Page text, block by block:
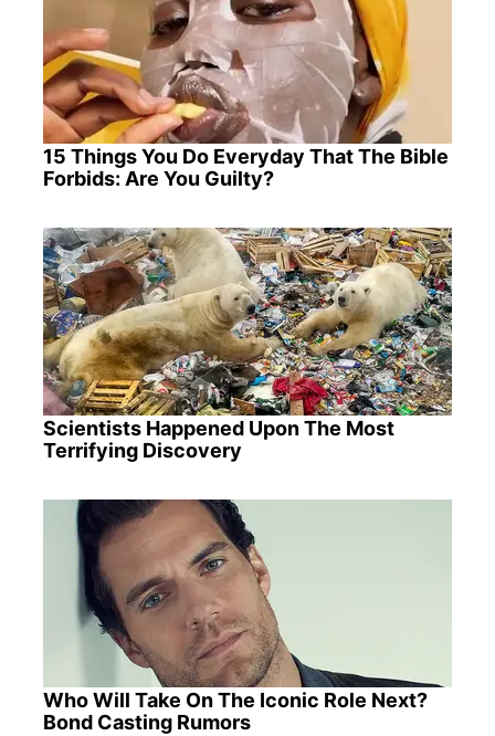
15 Things You Do Everyday That The Bible
Forbids: Are You Guilty?
Scientists Happened Upon The Most
Terrifying Discovery
Who Will Take On The Iconic Role Next?
Bond Casting Rumors